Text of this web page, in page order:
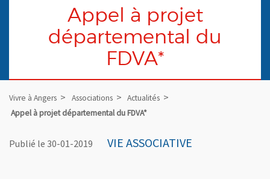
Appel à projet
départemental du
FDVA*
Vivre à Angers Associations
Actualités
Appel à projet départemental du FDVA*
Publié le 30-01-2019 VIE ASSOCIATIVE